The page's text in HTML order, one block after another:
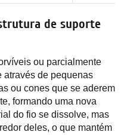
de suporte
ou parcialmente
através de pequenas
ou cones que se aderem
formando uma nova
do fio se dissolve, mas
deles, o que mantém